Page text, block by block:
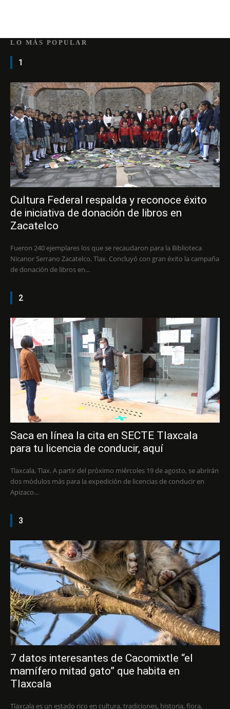
LO MÁS POPULAR
1
Cultura Federal respalda y reconoce éxito
de iniciativa de donación de libros en
Zacatelco
Fueron 240 ejemplares los que se recaudaron para la Biblioteca
Nicanor Serrano Zacatelco, Tlax. Concluyó con gran éxito la campaña
de donación de libros en...
2
Saca en línea la cita en SECTE Tlaxcala
para tu licencia de conducir, aquí
Tlaxcala, Tlax. A partir del próximo miércoles 19 de agosto, se abrirán
dos módulos más para la expedición de licencias de conducir en
Apizaco...
3
7 datos interesantes de Cacomixtle “el
mamífero mitad gato” que habita en
Tlaxcala
Tlaxcala es un estado rico en cultura, tradiciones, historia, flora,